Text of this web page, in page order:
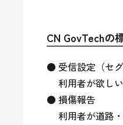
CN GovTechの
● 受信設定（セグ
利用者が欲し
● 損傷報告
利用者が道路